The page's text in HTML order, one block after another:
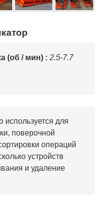
(об / мин) :2.5-7.7
используется для
поверочной
операций
устройств
и удаление